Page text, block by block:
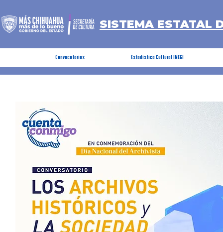
SISTEMA ESTATAL
Convocatorias Estadística Cultural INEGI